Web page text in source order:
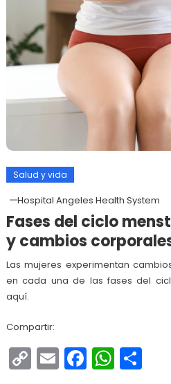
Salud y vida
Hospital Angeles Health System
Fases del ciclo
y cambios
Las mujeres experimentan
en cada una de las fases del
aquí.
Compartir:
CopyEmail